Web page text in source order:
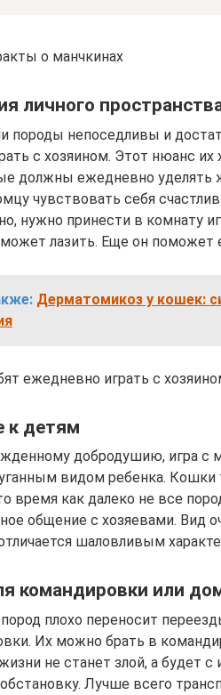
о манчкинах
личного
породы непоседливы и
с хозяином. Этот нюанс их
должны ежедневно уделять
чувствовать себя
нужно принести в комнату
лазить. Еще он поможет
Дерматомикоз у кошек:
ежедневно играть с
к детям
добродушию, игра с
видом ребенка.
время как далеко не все
общение с хозяевами. Вид
шаловливым
командировки или
плохо переносит
Их можно брать в
не станет злой, а будет
Лучше всего